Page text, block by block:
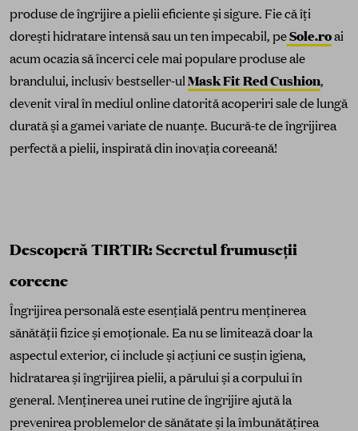
produse de îngrijire a pielii eficiente și sigure. Fie că îți
dorești hidratare intensă sau un ten impecabil, peSole.roai
acum ocazia să încerci cele mai populare produse ale
brandului, inclusiv bestseller-ulMask Fit Red Cushion,
devenit viral în mediul online datorită acoperiri sale de lungă
durată și a gamei variate de nuanțe. Bucură-te de îngrijirea
perfectă a pielii, inspirată din inovația coreeană!
Descoperă TIRTIR: Secretul frumuseții
coreene
Îngrijirea personală este esențială pentru menținerea
sănătății fizice și emoționale. Ea nu se limitează doar la
aspectul exterior, ci include și acțiuni ce susțin igiena,
hidratarea și îngrijirea pielii, a părului și a corpului în
general. Menținerea unei rutine de îngrijire ajută la
prevenirea problemelor de sănătate și la îmbunătățirea